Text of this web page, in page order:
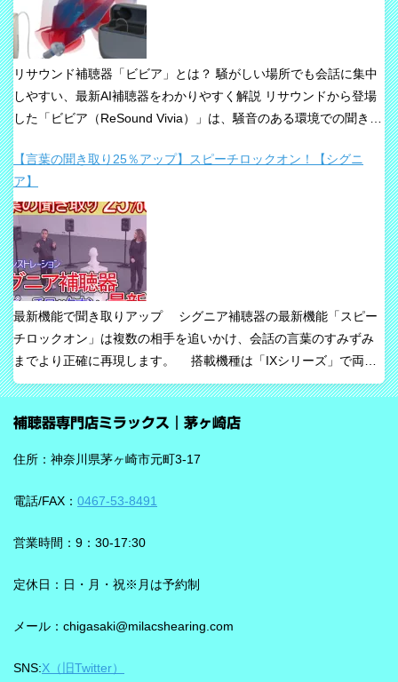
リサウンド補聴器「ビビア」とは？ 騒がしい場所でも会話に集中
しやすい、最新AI補聴器をわかりやすく解説 リサウンドから登場
した「ビビア（ReSound Vivia）」は、騒音のある環境での聞き取
「騒音下でも鮮やかな聞き取り」、「世界最小AI補聴器」、
「Auracast標準搭載」が主な特長です。 ビビアが目指している
のは、単純な増幅だけではありません。 周囲の音の中から、聞き
たい声に意識を向けやすくすること、そして自然な聞こえ方をで
きるだけ保ちながら会話を楽にすることが、このシリーズの重要
な考え方です。 ビビアの中核は【IA】という考え方 ビビアで
は、リサウンドがIntelligence Augmented（インテリジェンス・オ
ーグメンテッド）と呼ぶ考え方を採用しています。 これは、AIが
すべてを一方的に処理するのではなく、人の脳が本来持っている
音を選び取る力を支えるという発想で、脳の自然な処理を助ける
ためのAIとしています。 騒がしい場所では、相手の声だけでな
音が同時に耳に入ってきます。 ビビアは、そうした場面で必要な
ことばと不要な雑音のコントラストをつくる方向で働くことが特
やすくする設計と考えると理解しやすいです。 DNNチップで、騒
Neural Network）チップが搭載されています。 このDNNチップは
を支える役割を担うと説明されています。 さらに、このチップが
作し、1日あたり4.9兆回の演算を行うとされています。 「インテ
ビビアの注目機能の一つが「インテリジェンス フォーカス」で
【言葉の聞き取り25％アップ】スピーチロックオン！【シグニ
ア】
最新機能で聞き取りアップ シグニア補聴器の最新機能「スピー
チロックオン」は複数の相手を追いかけ、会話の言葉のすみずみ
までより正確に再現します。 搭載機種は「IXシリーズ」で両耳
装用時に働きます。片耳装用の場合は、ワードロックオン機能で
し、7クラスならデータを192,000個収集するから、騒音下での言
ズ」ならより聞き取りやすくしてくれます。 デモ動画で確認 🔽ス
もロックオン機能を使えば、言葉の聞き取りが25％アップ！
補聴器専門店ミラックス｜茅ヶ崎店
住所：神奈川県茅ヶ崎市元町3-17
電話/FAX： 0467-53-8491
営業時間：9：30-17:30
定休日：日・月・祝※月は予約制
メール：chigasaki@milacshearing.com
SNS:X（旧Twitter）